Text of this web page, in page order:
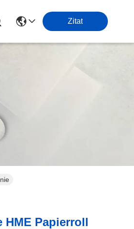
Zitat
HME Papierroll